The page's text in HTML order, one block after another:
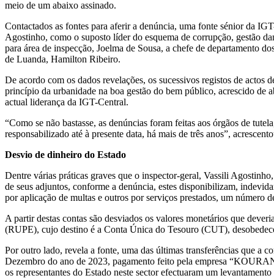
meio de um abaixo assinado.
Contactados as fontes para aferir a denúncia, uma fonte sénior da
Agostinho, como o suposto líder do esquema de corrupção, gestão
para área de inspecção, Joelma de Sousa, a chefe de departamento
de Luanda, Hamilton Ribeiro.
De acordo com os dados revelações, os sucessivos registos de
princípio da urbanidade na boa gestão do bem público, acrescido de
actual liderança da IGT-Central.
“Como se não bastasse, as denúncias foram feitas aos órgãos de
responsabilizado até à presente data, há mais de três anos”,
Desvio de dinheiro do Estado
Dentre várias práticas graves que o inspector-geral, Vassili
de seus adjuntos, conforme a denúncia, estes disponibilizam,
por aplicação de multas e outros por serviços prestados, um
A partir destas contas são desviados os valores monetários que
(RUPE), cujo destino é a Conta Única do Tesouro (CUT),
Por outro lado, revela a fonte, uma das últimas transferências que a
Dezembro do ano de 2023, pagamento feito pela empresa
os representantes do Estado neste sector efectuaram um